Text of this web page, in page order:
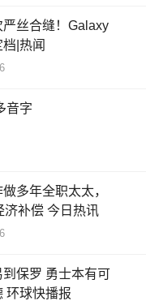
丝合缝！Galaxy
|热闻
音字
多年全职太太，
济补偿 今日热讯
保罗 勇士本有可
环球快播报